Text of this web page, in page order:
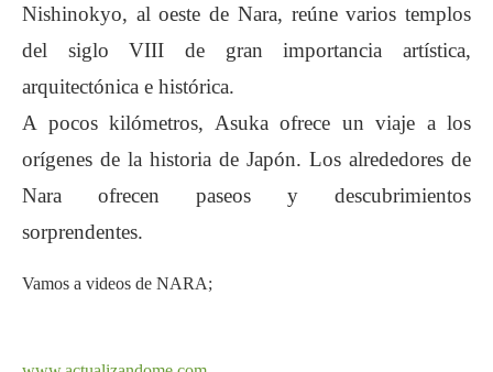
Nishinokyo, al oeste de Nara, reúne varios templos
del siglo VIII de gran importancia artística,
arquitectónica e histórica.
A pocos kilómetros, Asuka ofrece un viaje a los
orígenes de la historia de Japón. Los alrededores de
Nara ofrecen paseos y descubrimientos
sorprendentes.
Vamos a videos de NARA;